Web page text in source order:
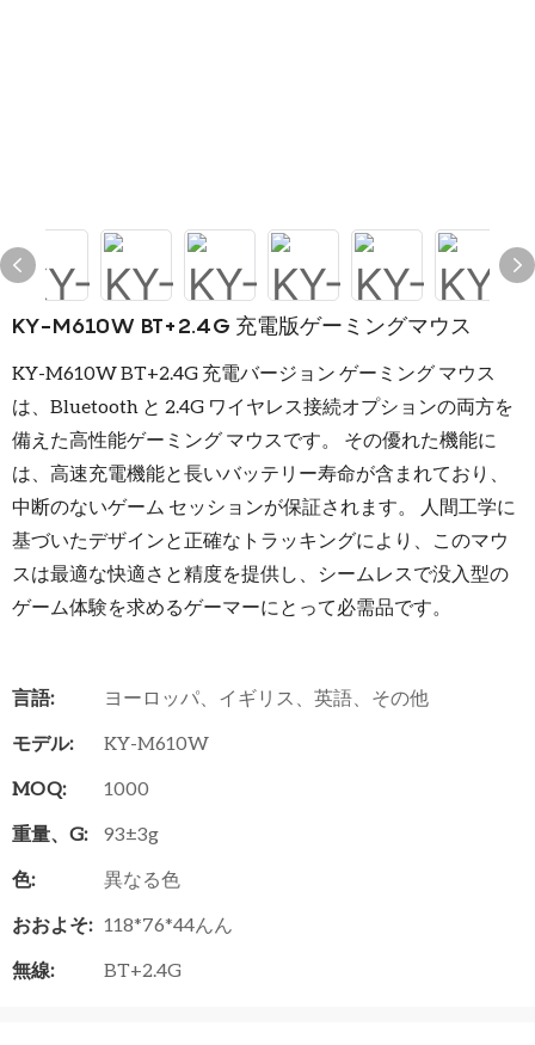
KY-M610W BT+2.4G 充電版ゲーミングマウス
KY-M610W BT+2.4G 充電バージョン ゲーミング マウス
は、Bluetooth と 2.4G ワイヤレス接続オプションの両方を
備えた高性能ゲーミング マウスです。 その優れた機能に
は、高速充電機能と長いバッテリー寿命が含まれており、
中断のないゲーム セッションが保証されます。 人間工学に
基づいたデザインと正確なトラッキングにより、このマウ
スは最適な快適さと精度を提供し、シームレスで没入型の
ゲーム体験を求めるゲーマーにとって必需品です。
言語:
ヨーロッパ、イギリス、英語、その他
モデル:
KY-M610W
MOQ:
1000
重量、g:
93±3g
色:
異なる色
おおよそ: 118*76*44んん
無線:
BT+2.4G